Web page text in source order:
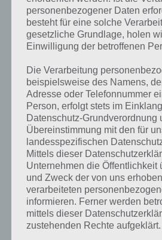
Lösungen der über
finden!
Du findest Lösungen auch ohne unsere
Münzen einsetzt. Da diese jedoch
die Möglichkeit alle Antworten zu finden!
Die obige Lösung stimmt
Wenn die Lösung, die wir dir oben
aktuell sein sollte oder ein Wort in der
so teile uns die korrekten Lösungen
mit. Nur so können wir stets die
zahlreichen Fragen und Sachverhalte in
Entwickler die Lösungen immer mal
personenbezogener Daten
besteht für eine solche
gesetzliche Grundlage, holen
Einwilligung der betroffenen
Die Verarbeitung
beispielsweise des Namens,
Adresse oder Telefonnummer
Person, erfolgt stets im
Datenschutz-Grundverordnung
Übereinstimmung mit den für
landesspezifischen
Mittels dieser
Unternehmen die Öffentlichkeit
und Zweck der von uns
verarbeiteten
informieren. Ferner werden
mittels dieser
zustehenden Rechte aufgeklärt.